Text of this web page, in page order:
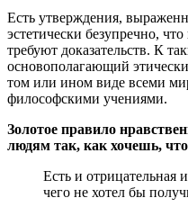
Есть утверждения,
эстетически безупречно,
требуют доказательств. К
основополагающий
том или ином виде всеми
философскими учениями.
Золотое правило
людям так, как хочешь,
Есть и отрицательная
чего не хотел бы